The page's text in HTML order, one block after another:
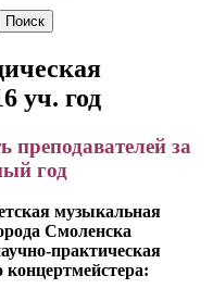
уч. год
преподавателей за
год
музыкальная
Смоленска
практическая